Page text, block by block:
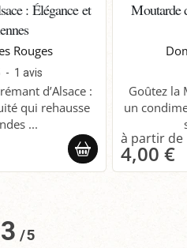
: Élégance et
Rouges
- 1avis
d’Alsace :
qui rehausse
...
Moutarde
Goûtez la
un
4,00 €
3/5